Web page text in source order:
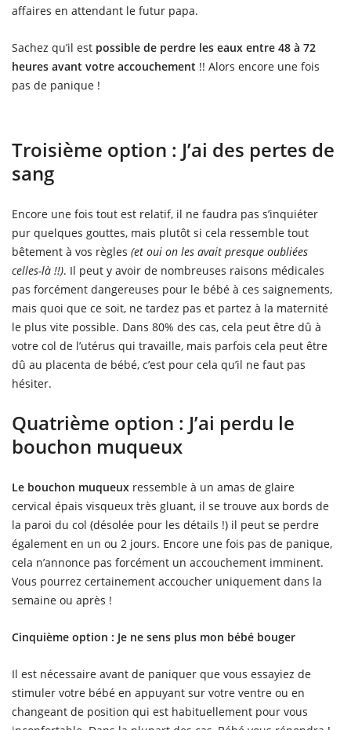
affaires en attendant le futur papa.
Sachez qu’il est possible de perdre les eaux entre 48 à 72
heures avant votre accouchement !! Alors encore une fois
pas de panique !
Troisième option : J’ai des pertes de
sang
Encore une fois tout est relatif, il ne faudra pas s’inquiéter
pur quelques gouttes, mais plutôt si cela ressemble tout
bêtement à vos règles (et oui on les avait presque oubliées
celles-là !!). Il peut y avoir de nombreuses raisons médicales
pas forcément dangereuses pour le bébé à ces saignements,
mais quoi que ce soit, ne tardez pas et partez à la maternité
le plus vite possible. Dans 80% des cas, cela peut être dû à
votre col de l’utérus qui travaille, mais parfois cela peut être
dû au placenta de bébé, c’est pour cela qu’il ne faut pas
hésiter.
Quatrième option : J’ai perdu le
bouchon muqueux
Le bouchon muqueux ressemble à un amas de glaire
cervical épais visqueux très gluant, il se trouve aux bords de
la paroi du col (désolée pour les détails !) il peut se perdre
également en un ou 2 jours. Encore une fois pas de panique,
cela n’annonce pas forcément un accouchement imminent.
Vous pourrez certainement accoucher uniquement dans la
semaine ou après !
Cinquième option : Je ne sens plus mon bébé bouger
Il est nécessaire avant de paniquer que vous essayiez de
stimuler votre bébé en appuyant sur votre ventre ou en
changeant de position qui est habituellement pour vous